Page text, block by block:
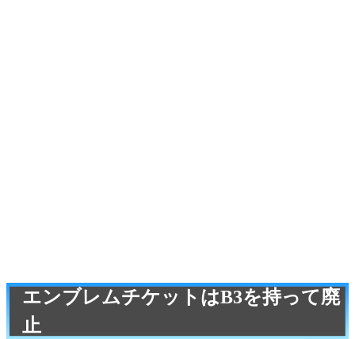
エンブレムチケットはB3を持って廃
止